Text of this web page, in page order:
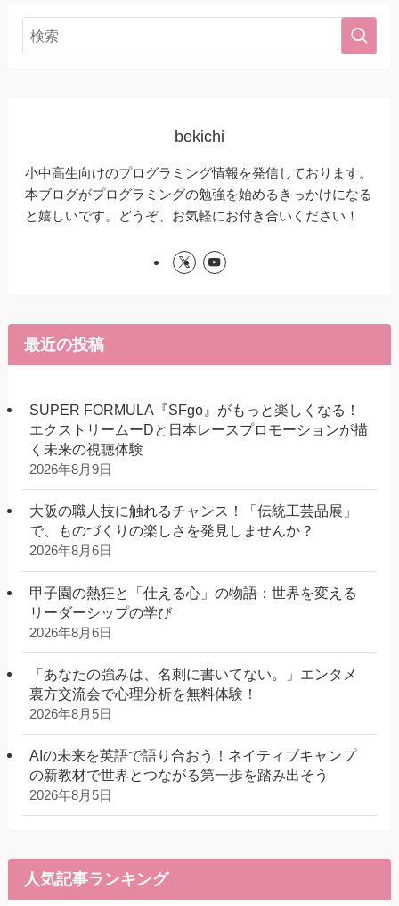
bekichi
小中高生向けのプログラミング情報を発信しております。
本ブログがプログラミングの勉強を始めるきっかけになる
と嬉しいです。どうぞ、お気軽にお付き合いください！
最近の投稿
SUPER FORMULA『SFgo』がもっと楽しくなる！
エクストリームーDと日本レースプロモーションが描
く未来の視聴体験
2026年8月9日
大阪の職人技に触れるチャンス！「伝統工芸品展」
で、ものづくりの楽しさを発見しませんか？
2026年8月6日
甲子園の熱狂と「仕える心」の物語：世界を変える
リーダーシップの学び
2026年8月6日
「あなたの強みは、名刺に書いてない。」エンタメ
裏方交流会で心理分析を無料体験！
2026年8月5日
AIの未来を英語で語り合おう！ネイティブキャンプ
の新教材で世界とつながる第一歩を踏み出そう
2026年8月5日
人気記事ランキング